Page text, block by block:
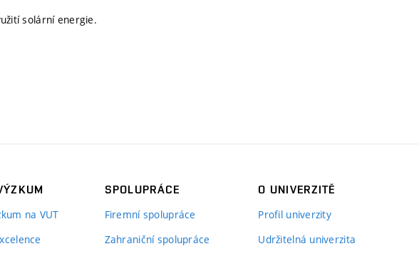
solární energie.
na VUT
SPOLUPRÁCE
Firemní spolupráce
Zahraniční spolupráce
O UNIVERZITĚ
Profil univerzity
Udržitelná univerzita